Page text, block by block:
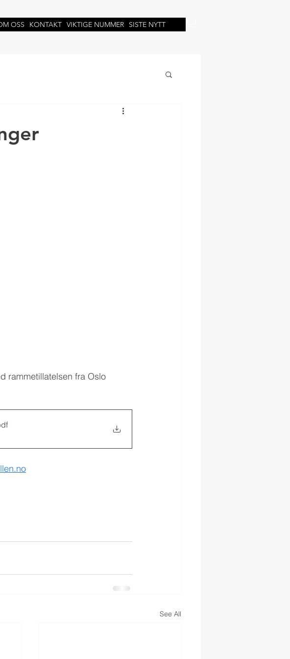
OSS KONTAKT VIKTIGE NUMMER SISTE NYTT
rammetillatelsen fra Oslo
See All